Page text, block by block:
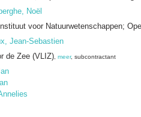
Noël
voor Natuurwetenschappen;
Jean-Sebastien
de Zee (VLIZ) meer, subcontractant